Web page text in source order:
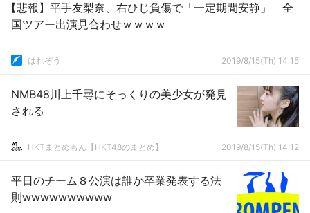
【悲報】平手友梨奈、右ひじ負傷で「一定期間安静」 全
国ツアー出演見合わせｗｗｗｗ
はれぞう 2019/8/15(Th) 14:15
NMB48川上千尋にそっくりの美少女が発見
される
HKTまとめもん【HKT48のまとめ】 2019/8/15(Th) 14:12
平日のチーム８公演は誰か卒業発表する法
則wwwwwwwwww